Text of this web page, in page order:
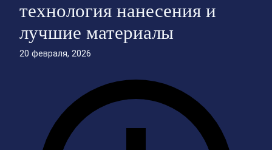
технология нанесения и
лучшие материалы
20 февраля, 2026